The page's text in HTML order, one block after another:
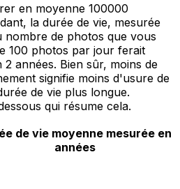
en moyenne 100000
la durée de vie, mesurée
nombre de photos que vous
100 photos par jour ferait
années. Bien sûr, moins de
signifie moins d'usure de
de vie plus longue.
qui résume cela.
de vie moyenne mesurée en
années